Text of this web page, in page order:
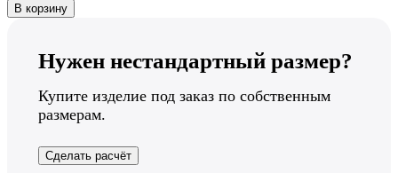
В корзину
Нужен нестандартный размер?
Купите изделие под заказ по собственным
размерам.
Сделать расчёт